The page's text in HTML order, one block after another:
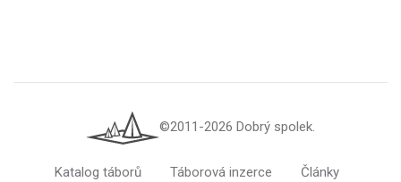
©2011-2026 Dobrý spolek.
Katalog táborů Táborová inzerce
Články